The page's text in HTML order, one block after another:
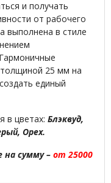
и получать
от рабочего
выполнена в стиле
25 мм на
единый
в цветах: Блэквуд,
Орех.
на сумму – от 25000